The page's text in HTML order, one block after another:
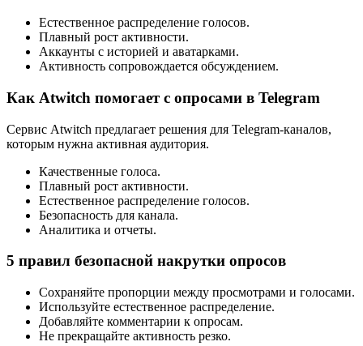
Естественное распределение голосов.
Плавный рост активности.
Аккаунты с историей и аватарками.
Активность сопровождается обсуждением.
Как Atwitch помогает с опросами в Telegram
Сервис Atwitch предлагает решения для Telegram-каналов,
которым нужна активная аудитория.
Качественные голоса.
Плавный рост активности.
Естественное распределение голосов.
Безопасность для канала.
Аналитика и отчеты.
5 правил безопасной накрутки опросов
Сохраняйте пропорции между просмотрами и голосами.
Используйте естественное распределение.
Добавляйте комментарии к опросам.
Не прекращайте активность резко.